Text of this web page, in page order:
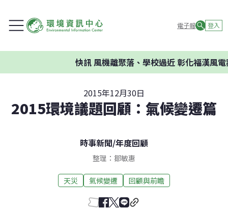
電子報 登入
快訊風機離聚落、學校過近 彰化福漢風電
2015年12月30日
2015環境議題回顧：氣候變遷篇
時事新聞/年度回顧
整理：鄒敏惠
天災 氣候變遷 回顧與前瞻